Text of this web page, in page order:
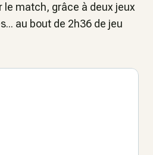
le match, grâce à deux jeux
au bout de 2h36 de jeu